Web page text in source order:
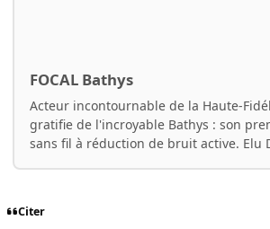
FOCAL Bathys
Acteur incontournable de la Haute-
gratifie de l'incroyable Bathys : son
sans fil à réduction de bruit active. Elu
Citer